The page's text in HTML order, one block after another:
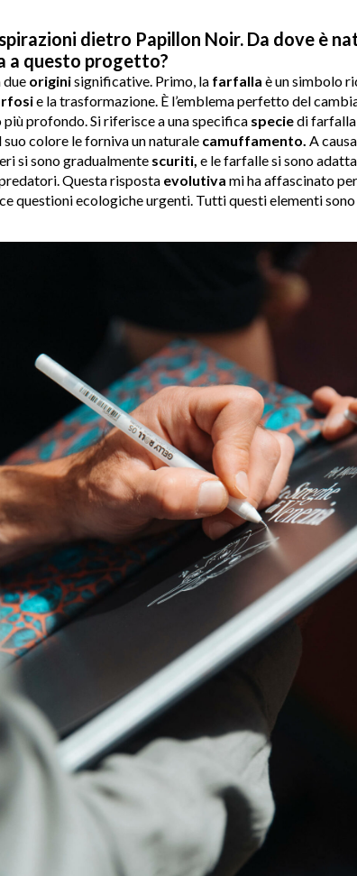
dietro Papillon Noir. Da dove è
a questo progetto?
due originisignificative. Primo, la farfalla è un simbolo
e la trasformazione. È l’emblema perfetto del
profondo. Si riferisce a una specifica speciedi farfalla
colore le forniva un naturale camuffamento. A
si sono gradualmente scuriti, e le farfalle si sono
Questa risposta evolutiva mi ha affascinato
questioni ecologiche urgenti. Tutti questi elementi